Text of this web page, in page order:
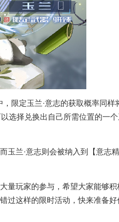
限定玉兰·意志的获取概率同样
选择兑换出自己所需位置的一个
兰·意志则会被纳入到【意志精
玩家的参与，希望大家能够积
过这样的限时活动，快来准备好